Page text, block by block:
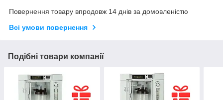
Повернення товару впродовж 14 днів за домовленістю
Всі умови повернення
Подібні товари компанії